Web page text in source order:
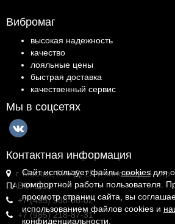
Вибромаг
высокая надежность
качество
лояльные цены
быстрая доставка
качественный сервис
Мы в соцсетях
Контактная информация
г. Москва, МКАД, 25-й километр, 4,
ПАВ.И-1.18
+7 (495) 988-06-02
+7 (985) 218-87-31
Сайт использует файлыcookiesдля
комфортной работы пользователя.
просмотр страниц сайта, вы
использованием файлов cookies и
конфиденциальности